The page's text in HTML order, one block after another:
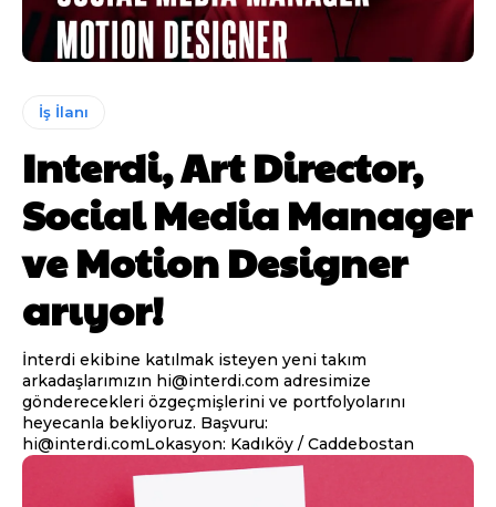
İş İlanı
Interdi, Art Director,
Social Media Manager
ve Motion Designer
arıyor!
İnterdi ekibine katılmak isteyen yeni takım
arkadaşlarımızın hi@interdi.com adresimize
gönderecekleri özgeçmişlerini ve portfolyolarını
heyecanla bekliyoruz. Başvuru:
hi@interdi.comLokasyon: Kadıköy / Caddebostan